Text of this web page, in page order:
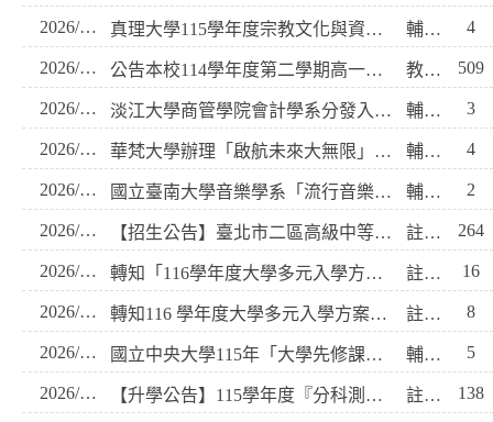
2026/07/06 真理大學115學年度宗教文化與資訊管理學系單獨招生 輔導室 4
2026/06/23 公告本校114學年度第二學期高一、高二學生學習歷程檔案處理時程及敘獎規定。 教務處 509
2026/06/22 淡江大學商管學院會計學系分發入學新生獎學金 輔導室 3
2026/06/16 華梵大學辦理「啟航未來大無限」系列活動 輔導室 4
2026/06/16 國立臺南大學音樂學系「流行音樂組」招生不採計術科成績 輔導室 2
2026/06/15 【招生公告】臺北市二區高級中等學校適性轉學報名簡 章章 註冊組 264
2026/06/09 轉知「116學年度大學多元入學方案-高中種子教師實體說明會」 註冊組 16
2026/06/09 轉知116 學年度大學多元入學方案全國家長學生分區說明會活動資訊 註冊組 8
2026/06/08 國立中央大學115年「大學先修課程資訊平臺」課程資訊 輔導室 5
2026/06/07 【升學公告】115學年度『分科測驗』校內集體報名與報考注意事項，請知悉。 註冊組 138